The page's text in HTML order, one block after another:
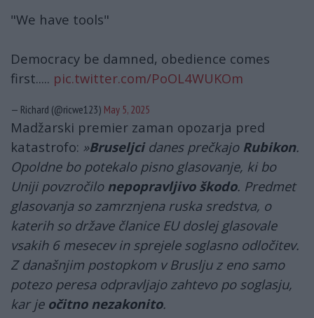
"We have tools"
Democracy be damned, obedience comes
first..... pic.twitter.com/PoOL4WUKOm
— Richard (@ricwe123) May 5, 2025
Madžarski premier zaman opozarja pred
katastrofo: »Bruseljcidanes prečkajo Rubikon.
Opoldne bo potekalo pisno glasovanje, ki bo
Uniji povzročilo nepopravljivo škodo. Predmet
glasovanja so zamrznjena ruska sredstva, o
katerih so države članice EU doslej glasovale
vsakih 6 mesecev in sprejele soglasno odločitev.
Z današnjim postopkom v Bruslju z eno samo
potezo peresa odpravljajo zahtevo po soglasju,
kar je očitno nezakonito.